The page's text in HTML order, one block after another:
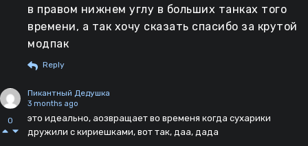
в правом нижнем углу в больших танках того
времени, а так хочу сказать спасибо за крутой
модпак
Reply
0
Пикантный Дедушка
3 months ago
это идеально, аозвращает во временя когда сухарики
дружили с кириешками, вот так, даа, дада